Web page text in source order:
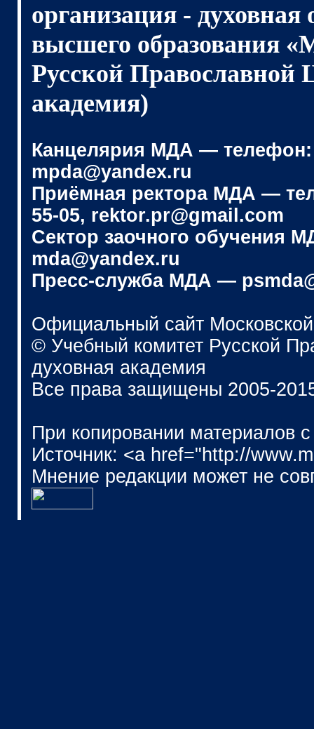
организация - духовная
высшего образования
Русской Православной
академия)
Канцелярия МДА — телефон:
mpda@yandex.ru
Приёмная ректора МДА —
55-05, rektor.pr@gmail.com
Сектор заочного обучения
mda@yandex.ru
Пресс-служба МДА —
Официальный сайт
© Учебный комитет Русской
духовная академия
Все права защищены 2005-
При копировании материалов
Источник: <a href="http://
Мнение редакции может не